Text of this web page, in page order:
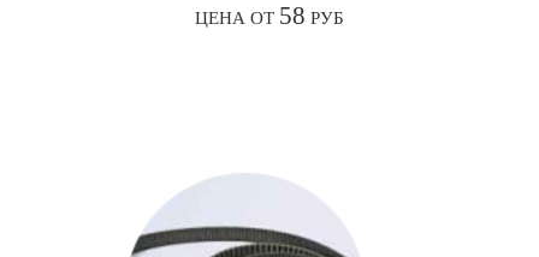
ЦЕНА ОТ 58 РУБ